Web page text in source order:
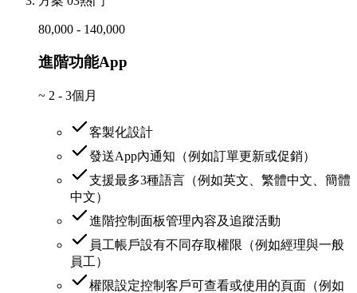
80,000 - 140,000
進階功能App
~ 2 - 3個月
客製化設計
發送App內通知（例如訂單更新或促銷）
支援最多3種語言（例如英文、繁體中文、簡體
中文）
進階控制面板管理內容及追蹤活動
員工帳戶設有不同存取權限（例如經理與一般
員工）
權限設定控制客戶可查看或使用的頁面（例如